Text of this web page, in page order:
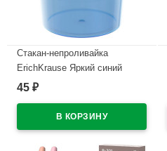
Стакан-непроливайка
ErichKrause Яркий синий
тонированный арт.64886
45 ₽